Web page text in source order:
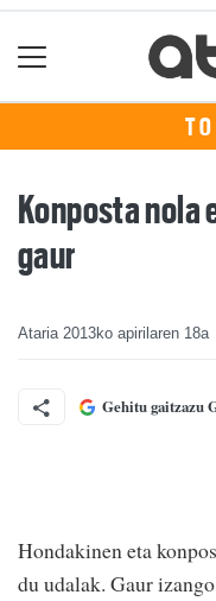
Konposta nola
gaur
Ataria 2013ko apirilaren 18a
Gehitu gaitzazu
Hondakinen eta
du udalak. Gaur